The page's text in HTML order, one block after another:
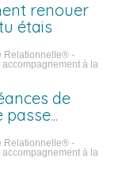
renouer
étais
Relationnelle® -
à la
de
passe
Relationnelle® -
à la